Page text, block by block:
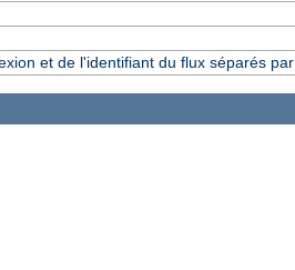
et de l'identifiant du flux séparés par